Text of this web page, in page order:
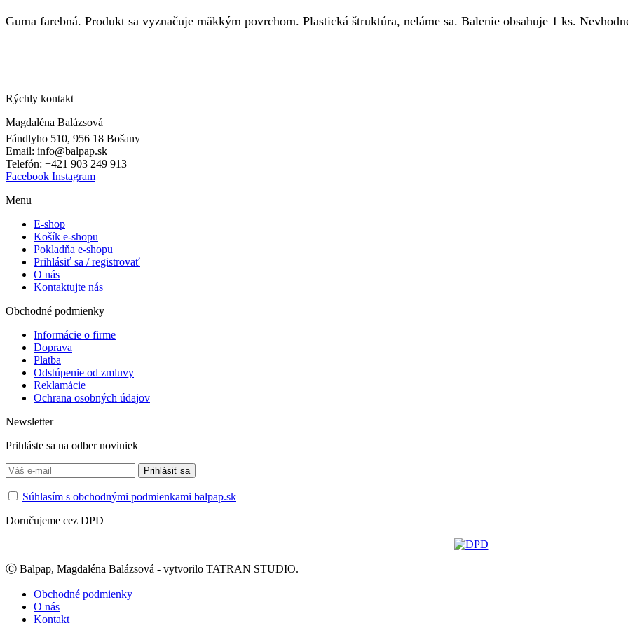
Guma farebná. Produkt sa vyznačuje mäkkým povrchom. Plastická štruktúra, neláme sa. Balenie obsahuje 1 ks.
Rýchly kontakt
Magdaléna Balázsová
Fándlyho 510, 956 18 Bošany
Email: info@balpap.sk
Telefón: +421 903 249 913
Facebook Instagram
Menu
E-shop
Košík e-shopu
Pokladňa e-shopu
Prihlásiť sa / registrovať
O nás
Kontaktujte nás
Obchodné podmienky
Informácie o firme
Doprava
Platba
Odstúpenie od zmluvy
Reklamácie
Ochrana osobných údajov
Newsletter
Prihláste sa na odber noviniek
Súhlasím s obchodnými podmienkami balpap.sk
Doručujeme cez DPD
Ⓒ Balpap, Magdaléna Balázsová - vytvorilo TATRAN STUDIO.
Obchodné podmienky
O nás
Kontakt